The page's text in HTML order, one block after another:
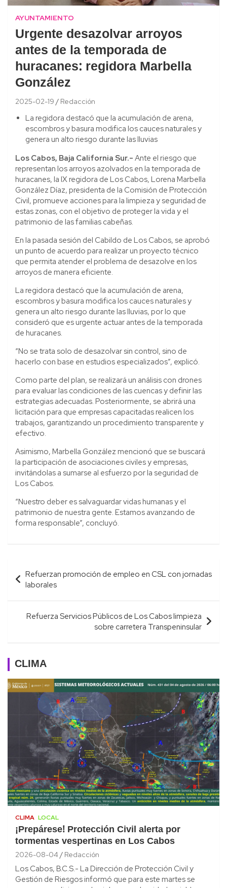
AYUNTAMIENTO
Urgente desazolvar arroyos
antes de la temporada de
huracanes: regidora Marbella
González
2025-02-19 Redacción
La regidora destacó que la acumulación de arena,
escombros y basura modifica los cauces naturales y
genera un alto riesgo durante las lluvias
Los Cabos, Baja California Sur.- Ante el riesgo que
representan los arroyos azolvados en la temporada de
huracanes, la IX regidora de Los Cabos, Lorena Marbella
González Díaz, presidenta de la Comisión de Protección
Civil, promueve acciones para la limpieza y seguridad de
estas zonas, con el objetivo de proteger la vida y el
patrimonio de las familias cabeñas.
En la pasada sesión del Cabildo de Los Cabos, se aprobó
un punto de acuerdo para realizar un proyecto técnico
que permita atender el problema de desazolve en los
arroyos de manera eficiente.
La regidora destacó que la acumulación de arena,
escombros y basura modifica los cauces naturales y
genera un alto riesgo durante las lluvias, por lo que
consideró que es urgente actuar antes de la temporada
de huracanes.
“No se trata solo de desazolvar sin control, sino de
hacerlo con base en estudios especializados”, explicó.
Como parte del plan, se realizará un análisis con drones
para evaluar las condiciones de las cuencas y definir las
estrategias adecuadas. Posteriormente, se abrirá una
licitación para que empresas capacitadas realicen los
trabajos, garantizando un procedimiento transparente y
efectivo.
Asimismo, Marbella González mencionó que se buscará
la participación de asociaciones civiles y empresas,
invitándolas a sumarse al esfuerzo por la seguridad de
Los Cabos.
“Nuestro deber es salvaguardar vidas humanas y el
patrimonio de nuestra gente. Estamos avanzando de
forma responsable”, concluyó.
Navegación
de
entradas
Refuerzan promoción de empleo en CSL con jornadas
laborales
Refuerza Servicios Públicos de Los Cabos limpieza
sobre carretera Transpeninsular
CLIMA
CLIMA LOCAL
¡Prepárese! Protección Civil alerta por
tormentas vespertinas en Los Cabos
2026-08-04 Redacción
Los Cabos, B.C.S.- La Dirección de Protección Civil y
Gestión de Riesgos informó que para este martes se